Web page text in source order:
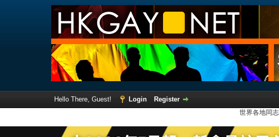
Hello There, Guest! Login
Register
世界各地同